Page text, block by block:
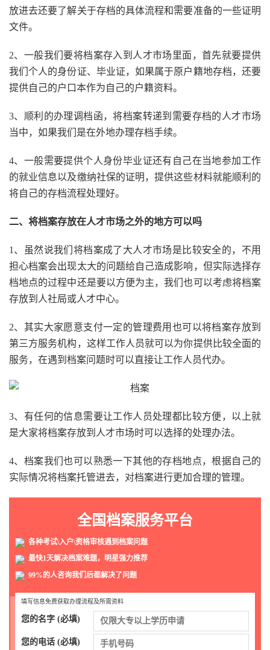
放进去还要了解关于存档的具体流程和需要准备的一些证明
文件。
2、一般我们要将档案存入到人才市场里面，首先就要提供
我们个人的身份证、毕业证，如果属于原户籍地存档，还要
提供自己的户口本作为自己的户籍资料。
3、顺利的办理调档函，将档案转递到需要存档的人才市场
当中，如果我们是在外地办理存档手续。
4、一般需要提供个人身份毕业证还有自己在当地参加工作
的就业信息以及缴纳社保的证明，提供这些材料就能顺利的
将自己的存档流程处理好。
二、将档案存放在人才市场之外的地方可以吗
1、虽然说我们将档案成了大人才市场是比较安全的，不用
担心档案会出现太大的问题给自己造成影响，但实际选择存
档地点的过程中还是要以方便为主，我们也可以考虑将档案
存放到人社局或人才中心。
2、其实大家愿意支付一定的管理费用也可以将档案存放到
第三方服务机构，这样工作人员就可以为你提供比较全面的
服务，在遇到档案问题时可以直接让工作人员代办。
3、有任何的信息需要让工作人员处理都比较方便，以上就
是大家将档案存放到人才市场时可以选择的处理办法。
4、档案我们也可以熟悉一下其他的存档地点，根据自己的
实际情况将档案托管进去，对档案进行更加合理的管理。
全国档案服务平台
各种考试\入户\资格审核遇到档案问题
最快1天解决档案难题，明星强力推荐
99%的人咨询我们后都解决了问题
填写信息免费获取办理流程及所需资料
您的名字 (必填)
您的电话 (必填)